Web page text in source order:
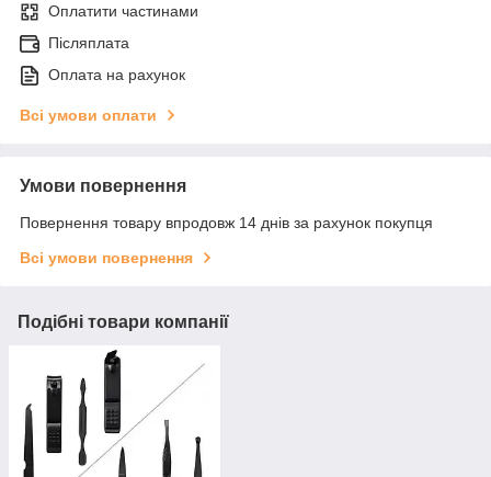
Оплатити частинами
Післяплата
Оплата на рахунок
Всі умови оплати
Умови повернення
Повернення товару впродовж 14 днів за рахунок покупця
Всі умови повернення
Подібні товари компанії